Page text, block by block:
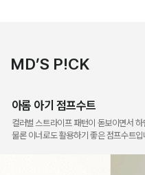
MD’S P!CK
아롬 아기 점프수트
컬러별 스트라이프 패턴이 돋보이면서
물론 이너로도 활용하기 좋은 점프수트입